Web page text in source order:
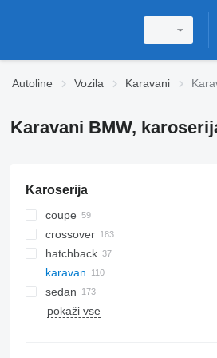
Autoline Vozila Karavani
Karavani BMW,
Karoserija
coupe
crossover
hatchback
karavan
sedan
pokaži vse